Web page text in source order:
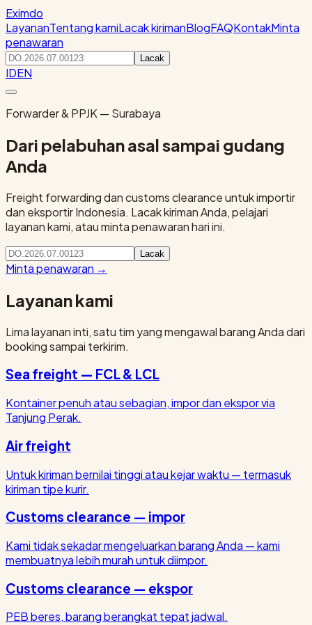
Eximdo
LayananTentang kamiLacak kirimanBlogFAQKontakMinta
penawaran
Lacak
IDEN
Forwarder & PPJK — Surabaya
Dari pelabuhan asal sampai gudang
Anda
Freight forwarding dan customs clearance untuk importir
dan eksportir Indonesia. Lacak kiriman Anda, pelajari
layanan kami, atau minta penawaran hari ini.
Lacak
Minta penawaran →
Layanan kami
Lima layanan inti, satu tim yang mengawal barang Anda dari
booking sampai terkirim.
Sea freight — FCL & LCL
Kontainer penuh atau sebagian, impor dan ekspor via
Tanjung Perak.
Air freight
Untuk kiriman bernilai tinggi atau kejar waktu — termasuk
kiriman tipe kurir.
Customs clearance — impor
Kami tidak sekadar mengeluarkan barang Anda — kami
membuatnya lebih murah untuk diimpor.
Customs clearance — ekspor
PEB beres, barang berangkat tepat jadwal.